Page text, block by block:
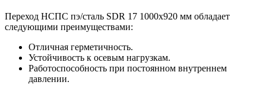
Переход НСПС пэ/сталь SDR 17 1000х920 мм обладает
следующими преимуществами:
Отличная герметичность.
Устойчивость к осевым нагрузкам.
Работоспособность при постоянном внутреннем
давлении.